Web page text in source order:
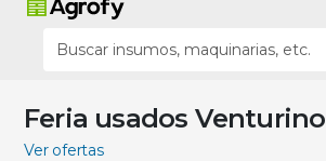
Feria usados Venturino
Ver ofertas